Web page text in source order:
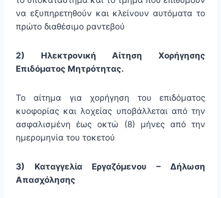
να εξυπηρετηθούν και κλείνουν αυτόματα το
πρώτο διαθέσιμο ραντεβού
2) Ηλεκτρονική Αίτηση Χορήγησης
Επιδόματος Μητρότητας.
Το αίτημα για χορήγηση του επιδόματος
κυοφορίας και λοχείας υποβάλλεται από την
ασφαλισμένη έως οκτώ (8) μήνες από την
ημερομηνία του τοκετού
3) Καταγγελία Εργαζόμενου – Δήλωση
Απασχόλησης